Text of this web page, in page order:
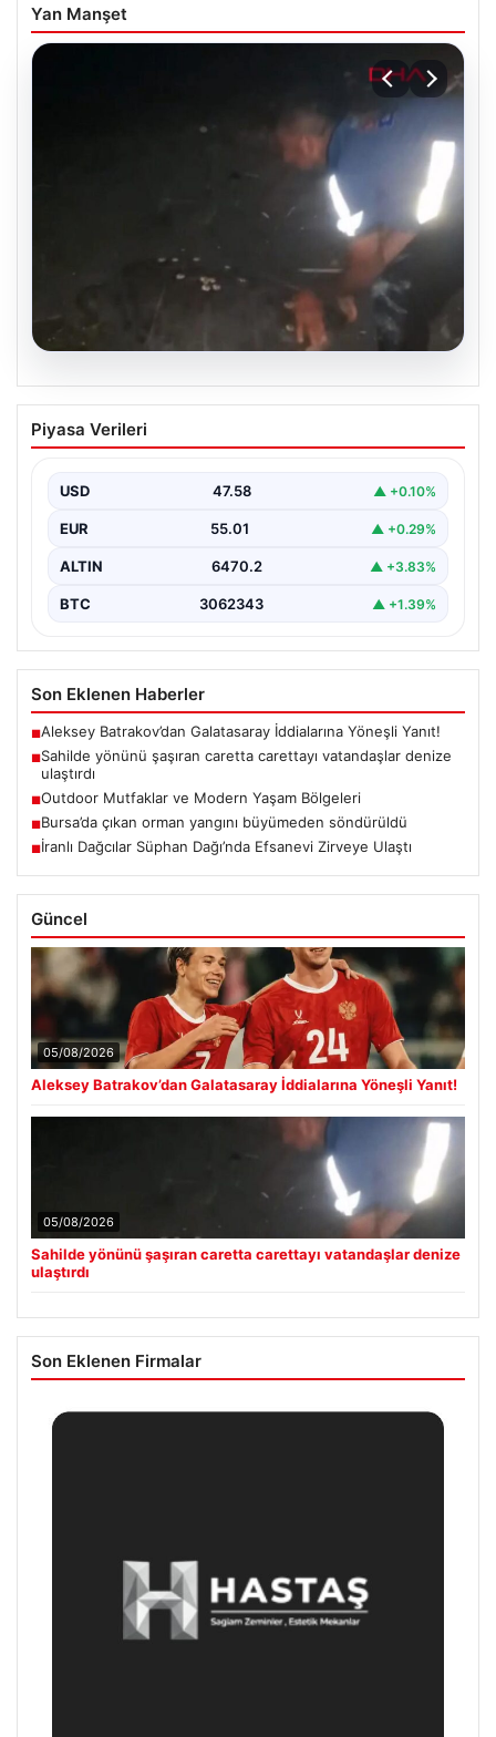
Yan Manşet
05.08.2026
Sahilde yönünü şaşıran caretta
carettayı vatandaşlar denize ulaştırdı
Piyasa Verileri
USD 47.58 ▲ +0.10%
EUR 55.01 ▲ +0.29%
ALTIN 6470.2 ▲ +3.83%
BTC 3062343 ▲ +1.39%
Son Eklenen Haberler
■Aleksey Batrakov’dan Galatasaray İddialarına Yöneşli Yanıt!
■Sahilde yönünü şaşıran caretta carettayı vatandaşlar denize
ulaştırdı
■Outdoor Mutfaklar ve Modern Yaşam Bölgeleri
■Bursa’da çıkan orman yangını büyümeden söndürüldü
■İranlı Dağcılar Süphan Dağı’nda Efsanevi Zirveye Ulaştı
Güncel
05/08/2026
Aleksey Batrakov’dan Galatasaray İddialarına Yöneşli Yanıt!
05/08/2026
Sahilde yönünü şaşıran caretta carettayı vatandaşlar denize
ulaştırdı
Son Eklenen Firmalar